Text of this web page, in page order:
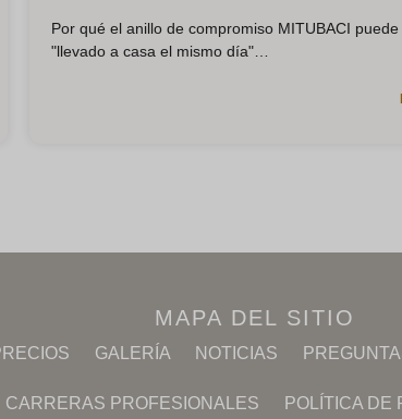
Por qué el anillo de compromiso MITUBACI
"llevado a casa el mismo día"
MAPA DEL SITIO
GALERÍA NOTICIAS
CARRERAS PROFESIONALES POLÍTICA DE